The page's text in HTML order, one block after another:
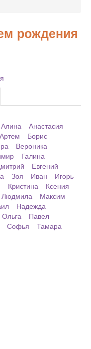
рождения
Алина
Анастасия
Артем
Борис
Вероника
Галина
Евгений
Зоя Иван
Игорь
Кристина
Ксения
Людмила
Максим
Надежда
Ольга
Павел
Софья
Тамара